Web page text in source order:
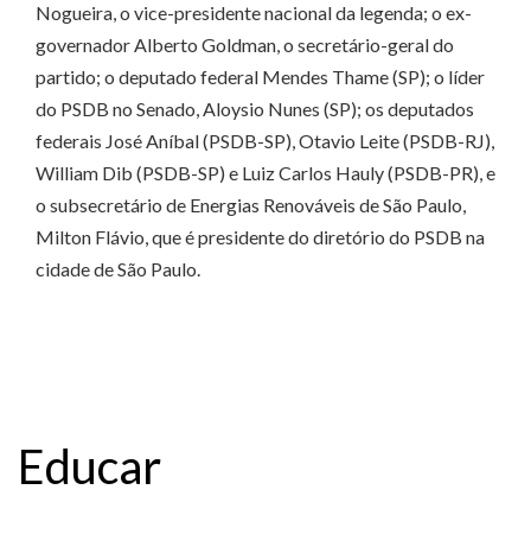
Nogueira, o vice-presidente nacional da legenda; o ex-
governador Alberto Goldman, o secretário-geral do
partido; o deputado federal Mendes Thame (SP); o líder
do PSDB no Senado, Aloysio Nunes (SP); os deputados
federais José Aníbal (PSDB-SP), Otavio Leite (PSDB-RJ),
William Dib (PSDB-SP) e Luiz Carlos Hauly (PSDB-PR), e
o subsecretário de Energias Renováveis de São Paulo,
Milton Flávio, que é presidente do diretório do PSDB na
cidade de São Paulo.
Educar